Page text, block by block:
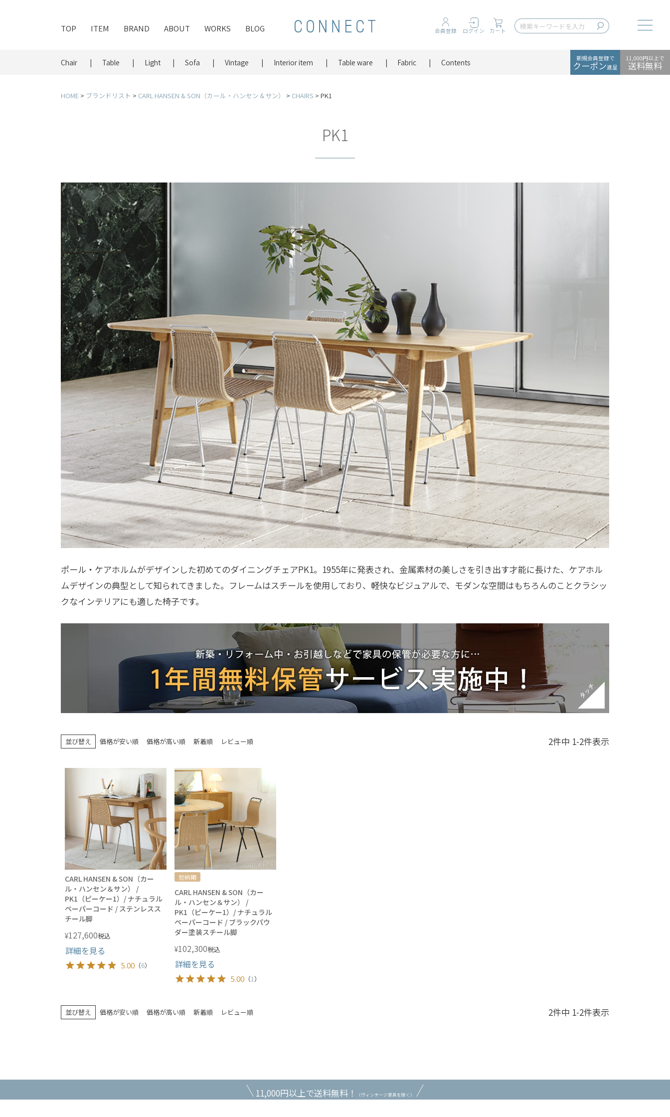
TOP ITEM BRAND ABOUT WORKS BLOG 会員登録 ログイン カート
Chair Table Light Sofa Vintage Interior item Table ware Fabric Contents 新規会員登録で
クーポン進呈
11,000円以上で
送料無料
HOME ブランドリスト CARL HANSEN & SON（カール・ハンセン＆サン） CHAIRS PK1
PK1
ポール・ケアホルムがデザインした初めてのダイニングチェアPK1。1955年に発表され、金属素材の美しさを引き出す才能に長けた、ケアホル
ムデザインの典型として知られてきました。フレームはスチールを使用しており、軽快なビジュアルで、モダンな空間はもちろんのことクラシッ
クなインテリアにも適した椅子です。
並び替え 価格が安い順 価格が高い順 新着順 レビュー順 2件中 1-2件表示
CARL HANSEN & SON（カー
ル・ハンセン＆サン） /
PK1（ピーケー1）/ ナチュラル
ペーパーコード / ステンレスス
チール脚
¥127,600税込
詳細を見る
5.00 （6）
短納期
CARL HANSEN & SON（カー
ル・ハンセン＆サン） /
PK1（ピーケー1）/ ナチュラル
ペーパーコード / ブラックパウ
ダー塗装スチール脚
¥102,300税込
詳細を見る
5.00 （1）
並び替え 価格が安い順 価格が高い順 新着順 レビュー順 2件中 1-2件表示
11,000円以上で送料無料！ （ヴィンテージ家具を除く）